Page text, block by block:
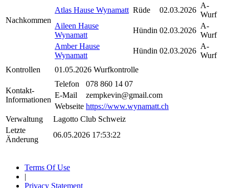
Nachkommen
Atlas Hause Wynamatt Rüde 02.03.2026
A-
Wurf
Aileen Hause
Wynamatt
Hündin 02.03.2026
A-
Wurf
Amber Hause
Wynamatt
Hündin 02.03.2026
A-
Wurf
Kontrollen
01.05.2026 Wurfkontrolle
Kontakt-
Informationen
Telefon
078 860 14 07
E-Mail
zempkevin@gmail.com
Webseite https://www.wynamatt.ch
Verwaltung
Lagotto Club Schweiz
Letzte
Änderung
06.05.2026 17:53:22
Terms Of Use
|
Privacy Statement